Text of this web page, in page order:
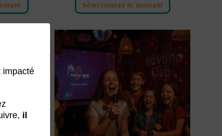
Sélectionnez le montant
impacté
il